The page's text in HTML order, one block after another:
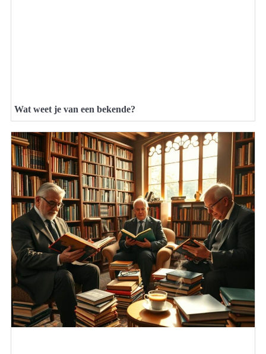
Wat weet je van een bekende?